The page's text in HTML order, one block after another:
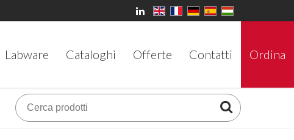
Labware Cataloghi Offerte Contatti Ordina